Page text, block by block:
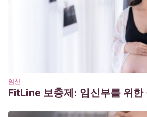
content/uploads/2013/06/Aspectos-
administraci%C3%B3n-de-
(2016).
rechazo a las vacunas y propuestas
etico-legales-rechazo-vacunas-
임신
FitLine 보충제: 임신부를 위한